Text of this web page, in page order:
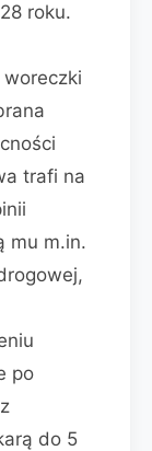
roku.
trafi na
mu m.in.
po
do 5